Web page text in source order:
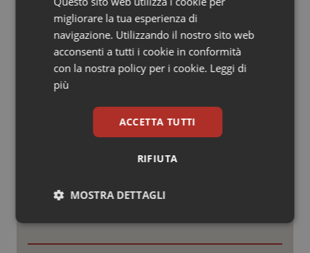
Tumori gastrointestinali
Ulcera & Reflusso
Vaccini
19 Gennaio 2019
© Riproduzione riservata
Potrebbe interessarti in
migliorare la tua esperienza di
navigazione. Utilizzando il nostro sito web
acconsenti a tutti i cookie in conformità
con la nostra policy per i cookie. Leggi di
più
ACCETTA TUTTI
RIFIUTA
MOSTRA DETTAGLI
Necessari Statistici Marketing